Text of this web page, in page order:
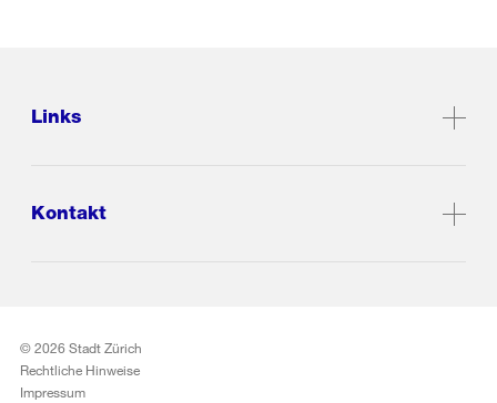
Links
Kontakt
© 2026 Stadt Zürich
Rechtliche Hinweise
Impressum